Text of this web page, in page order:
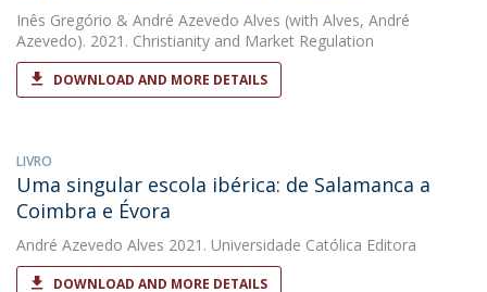
Inês Gregório & André Azevedo Alves (with Alves, André
Azevedo). 2021. Christianity and Market Regulation
DOWNLOAD AND MORE DETAILS
LIVRO
Uma singular escola ibérica: de Salamanca a
Coimbra e Évora
André Azevedo Alves 2021. Universidade Católica Editora
DOWNLOAD AND MORE DETAILS